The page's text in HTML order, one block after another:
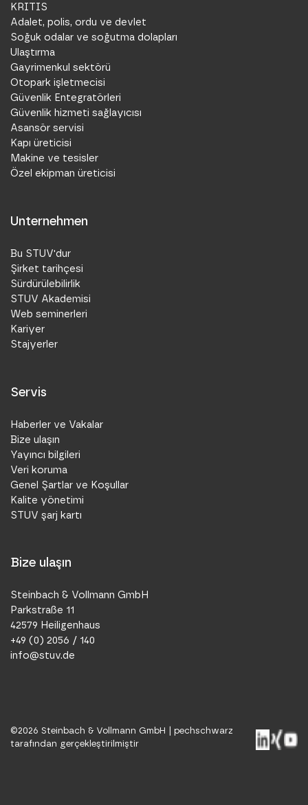
KRITIS
Adalet, polis, ordu ve devlet
Soğuk odalar ve soğutma dolapları
Ulaştırma
Gayrimenkul sektörü
Otopark işletmecisi
Güvenlik Entegratörleri
Güvenlik hizmeti sağlayıcısı
Asansör servisi
Kapı üreticisi
Makine ve tesisler
Özel ekipman üreticisi
Unternehmen
Bu STUV'dur
Şirket tarihçesi
Sürdürülebilirlik
STUV Akademisi
Web seminerleri
Kariyer
Stajyerler
Servis
Haberler ve Vakalar
Bize ulaşın
Yayıncı bilgileri
Veri koruma
Genel Şartlar ve Koşullar
Kalite yönetimi
STUV şarj kartı
Bize ulaşın
Steinbach & Vollmann GmbH
Parkstraße 11
42579 Heiligenhaus
+49 (0) 2056 / 140
info@stuv.de
©2026 Steinbach & Vollmann GmbH | pechschwarz
tarafından gerçekleştirilmiştir